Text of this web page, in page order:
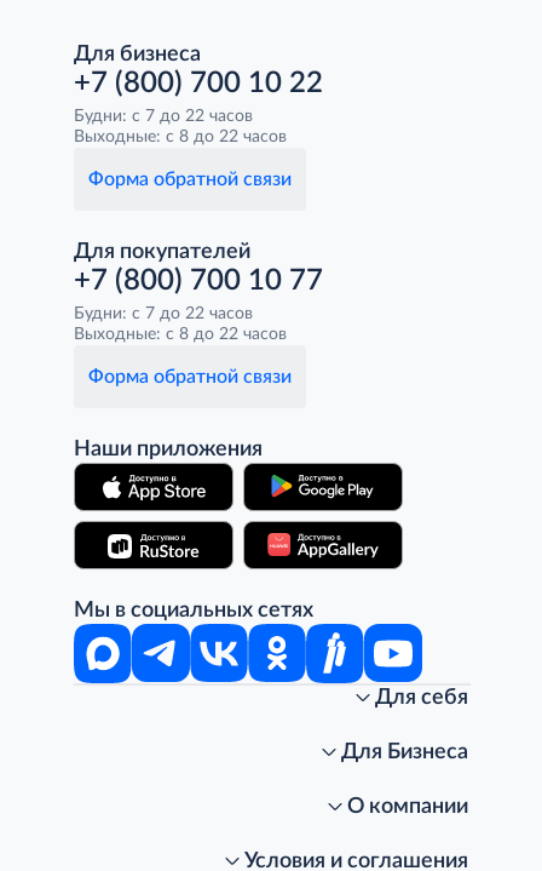
Для бизнеса
+7 (800) 700 10 22
Будни: с 7 до 22 часов
Выходные: с 8 до 22 часов
Форма обратной связи
Для покупателей
+7 (800) 700 10 77
Будни: с 7 до 22 часов
Выходные: с 8 до 22 часов
Форма обратной связи
Наши приложения
Мы в социальных сетях
Для себя
Стань клиентом METRO
Подарочные карты. Активация и баланс
Для Бизнеса
Для магазинов
О компании
Условия и соглашения